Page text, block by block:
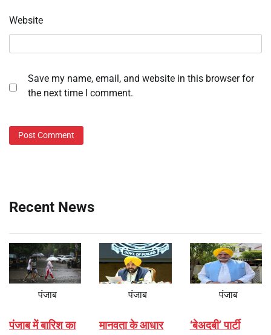
Website
Save my name, email, and website in this browser for
the next time I comment.
Recent News
पंजाब
पंजाब में बारिश का
पंजाब
मानवता के आधार
पंजाब
‘बेअदबी’ पार्टी